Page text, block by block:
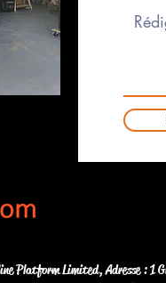
Platform Limited,Adresse : 1